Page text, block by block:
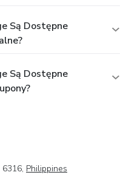
Są Dostępne
Są Dostępne
6316, Philippines